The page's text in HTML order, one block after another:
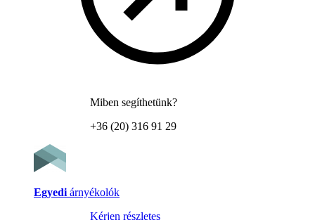
Miben segíthetünk?
+36 (20) 316 91 29
Egyedi árnyékolók
Kérjen részletes